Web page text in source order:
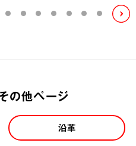
の他ページ
沿革